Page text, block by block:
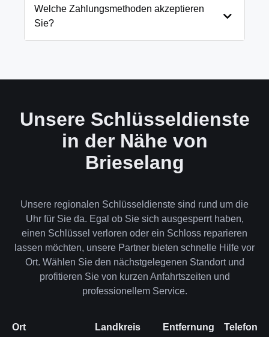
und öffnen Ihre Tür in 99% der Fälle
zerstörungsfrei. Nur in absoluten Ausnahmefällen,
Welche Zahlungsmethoden akzeptieren
Sie?
Unsere Schlüsseldienste
in der Nähe von
Brieselang
Unsere regionalen Schlüsseldienste sind rund um die
Uhr für Sie da. Egal ob Sie sich ausgesperrt haben,
einen Schlüssel verloren oder ein Schloss reparieren
lassen möchten, unsere Partner bieten schnelle Hilfe vor
Ort. Wählen Sie den nächstgelegenen Standort und
profitieren Sie von kurzen Anfahrtszeiten und
professionellem Service.
Ort Landkreis Entfernung
Telefon